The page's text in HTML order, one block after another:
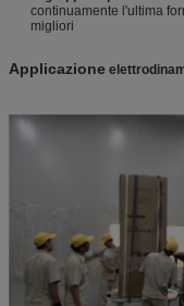
continuamente l'ultima
migliori
Applicazione